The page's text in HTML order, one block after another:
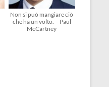
Non si può mangiare ciò
che ha un volto. – Paul
McCartney